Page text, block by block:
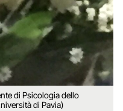
di Psicologia dello
di Pavia)